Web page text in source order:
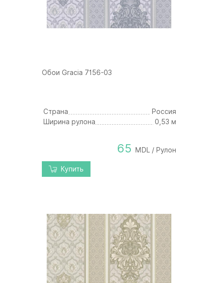
Обои Gracia 7156-03
Страна
Россия
Ширина рулона
0,53 м
65 MDL / Рулон
Купить